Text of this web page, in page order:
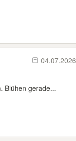
04.07.2026
Blühen gerade...